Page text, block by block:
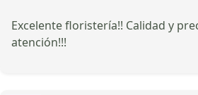
Excelente floristería!! Calidad y
atención!!!